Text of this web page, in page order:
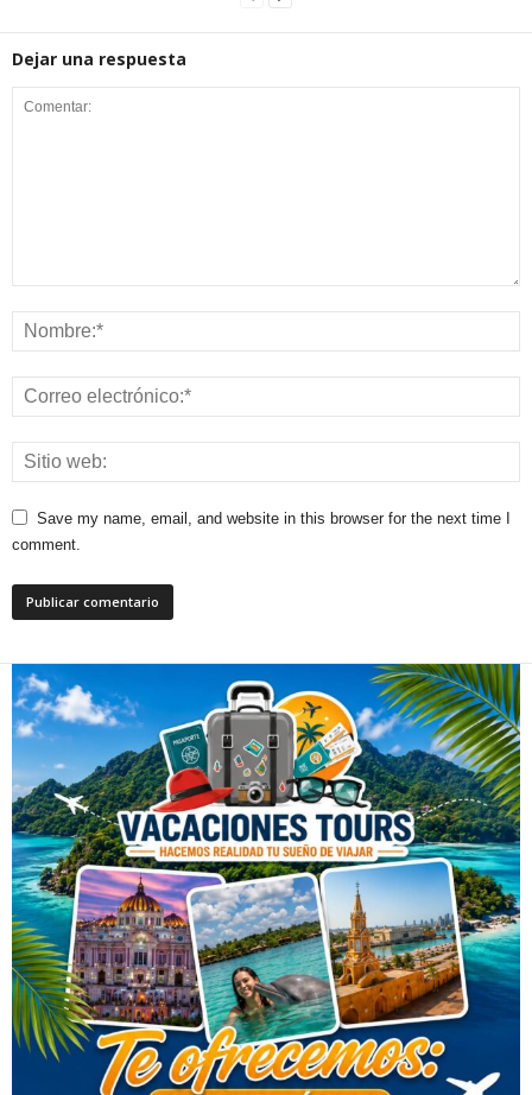
Dejar una respuesta
Save my name, email, and website in this browser for the next time I
comment.